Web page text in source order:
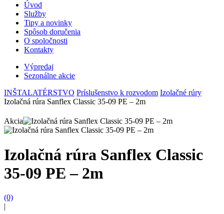
Úvod
Služby
Tipy a novinky
Spôsob doručenia
O spoločnosti
Kontakty
Výpredaj
Sezonálne akcie
INŠTALATÉRSTVO Príslušenstvo k rozvodom Izolačné rúry
Izolačná rúra Sanflex Classic 35-09 PE – 2m
Akcia
Izolačná rúra Sanflex Classic
35-09 PE – 2m
(0)
|